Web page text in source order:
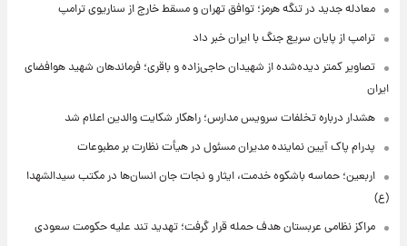
معادله جدید در تنگه هرمز؛ توافق تهران و مسقط خارج از سناریوی ترامپ
ترامپ از پایان سریع جنگ با ایران خبر داد
تصاویر کمتر دیده‌شده از شهیدان حاجی‌زاده و باقری؛ فرماندهان شهید هوافضای
ایران
هشدار درباره تخلفات سرویس مدارس؛ راهکار شکایت والدین اعلام شد
پدرام پاک آیین نماینده مدیران مسئول در هیأت نظارت بر مطبوعات
اربعین؛ حماسه باشکوه خدمت، ایثار و نجات جان انسان‌ها در مکتب سیدالشهدا
(ع)
مراکز نظامی عربستان هدف حمله قرار گرفت؛ تهدید تند علیه حکومت سعودی